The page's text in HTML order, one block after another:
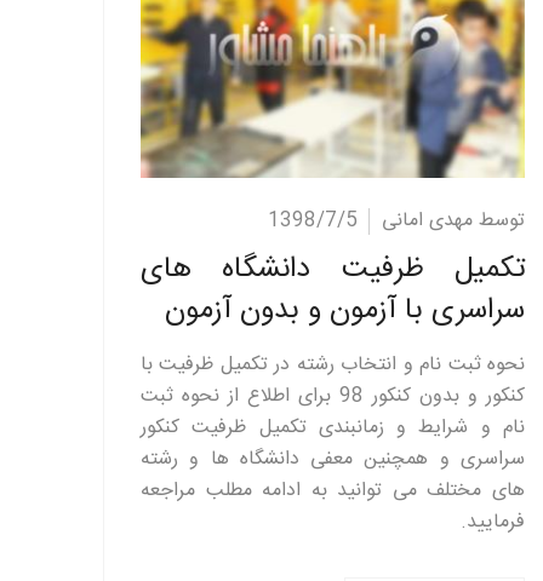
توسط مهدی امانی 1398/7/5
تکمیل ظرفیت دانشگاه های
سراسری با آزمون و بدون آزمون
نحوه ثبت نام و انتخاب رشته در تکمیل ظرفیت با
کنکور و بدون کنکور 98 برای اطلاع از نحوه ثبت
نام و شرایط و زمانبندی تکمیل ظرفیت کنکور
سراسری و همچنین معفی دانشگاه ها و رشته
های مختلف می توانید به ادامه مطلب مراجعه
فرمایید.